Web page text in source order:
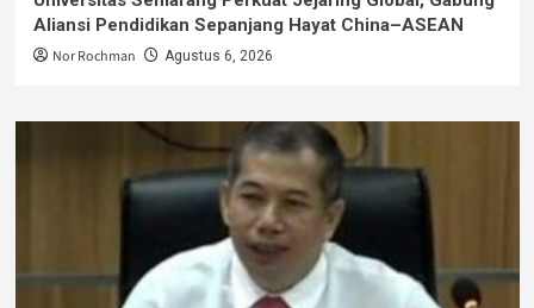
Aliansi Pendidikan Sepanjang Hayat China–ASEAN
Nor Rochman Agustus 6, 2026